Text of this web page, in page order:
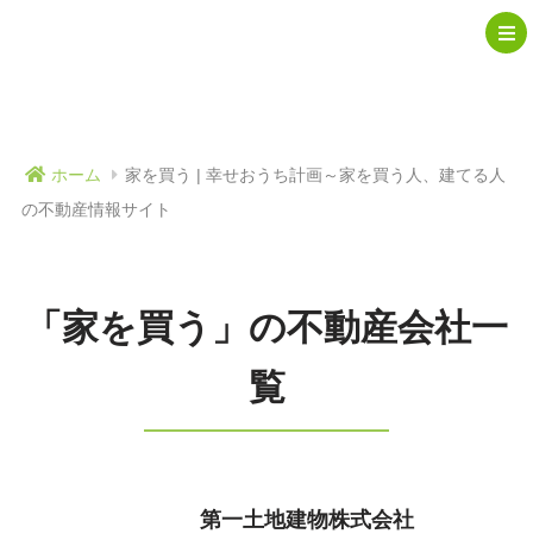
ホーム
家を買う | 幸せおうち計画～家を買う人、建てる人
の不動産情報サイト
「家を買う」の不動産会社一
覧
第一土地建物株式会社